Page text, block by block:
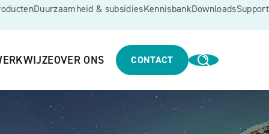
Duurzaamheid & subsidiesKennisbankDownloadsSupport
OVER ONS CONTACT